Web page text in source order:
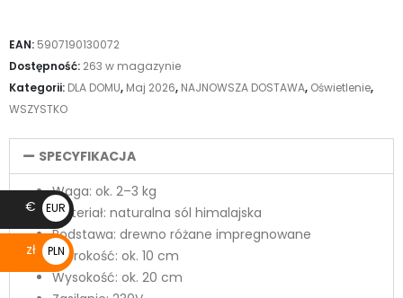
EAN: 5907190130072
Dostępność: 263 w magazynie
Kategorii: DLA DOMU, Maj 2026, NAJNOWSZA DOSTAWA, Oświetlenie,
WSZYSTKO
SPECYFIKACJA
Waga: ok. 2–3 kg
Materiał: naturalna sól himalajska
Podstawa: drewno różane impregnowane
Szerokość: ok. 10 cm
Wysokość: ok. 20 cm
€
EUR
€
zł
PLN
zł